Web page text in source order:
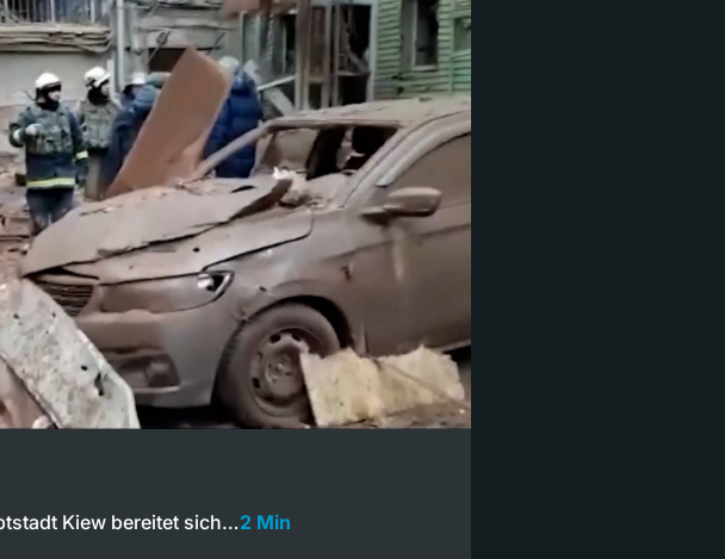
Kiew bereitet sich…2 Min